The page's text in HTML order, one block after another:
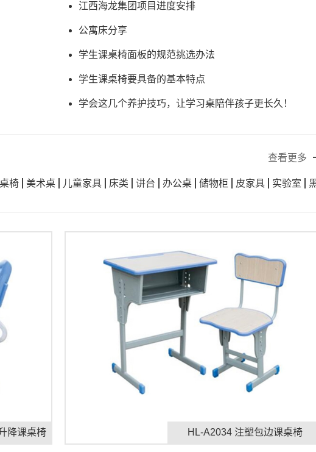
江西海龙集团项目进度安排
公寓床分享
学生课桌椅面板的规范挑选办法
学生课桌椅要具备的基本特点
学会这几个养护技巧，让学习桌陪伴孩子更长久！
查看更多
椅 美术桌 儿童家具 床类 讲台 办公桌 储物柜 皮家具 实验室
降课桌椅 HL-A2034 注塑包边课桌椅